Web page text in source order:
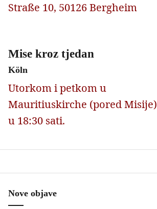
Straße 10, 50126 Bergheim
Mise kroz tjedan
Köln
Utorkom i petkom u
Mauritiuskirche (pored Misije)
u 18:30 sati.
Nove objave